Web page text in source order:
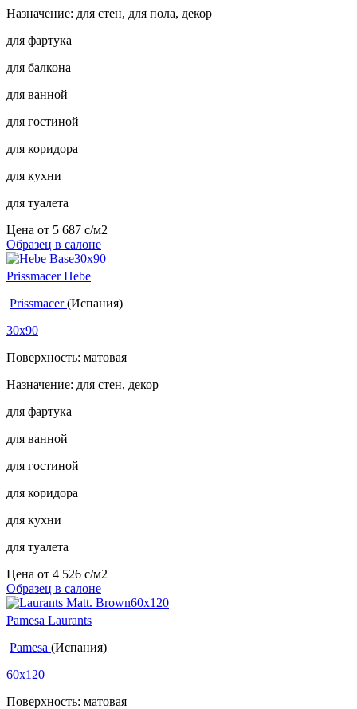
Назначение: для стен, для пола, декор
для фартука
для балкона
для ванной
для гостиной
для коридора
для кухни
для туалета
Цена от 5 687 c/м2
Образец в салоне
Prissmacer Hebe
Prissmacer(Испания)
30x90
Поверхность: матовая
Назначение: для стен, декор
для фартука
для ванной
для гостиной
для коридора
для кухни
для туалета
Цена от 4 526 c/м2
Образец в салоне
Pamesa Laurants
Pamesa (Испания)
60x120
Поверхность: матовая